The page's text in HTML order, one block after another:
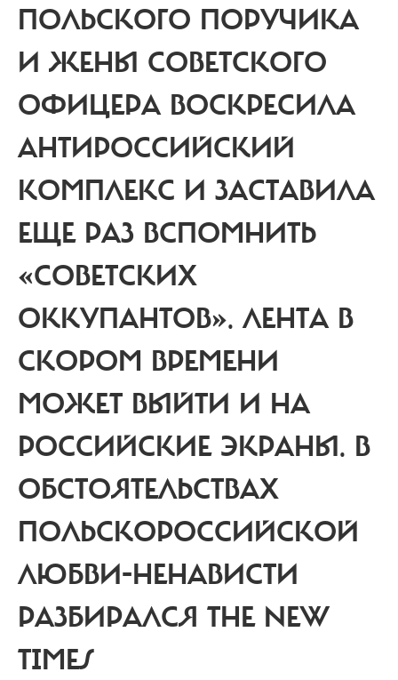
ПОЛЬСКОГО ПОРУЧИКА
И ЖЕНЫ СОВЕТСКОГО
ОФИЦЕРА ВОСКРЕСИЛА
АНТИРОССИЙСКИЙ
КОМПЛЕКС И ЗАСТАВИЛА
ЕЩЕ РАЗ ВСПОМНИТЬ
«СОВЕТСКИХ
ОККУПАНТОВ». ЛЕНТА В
СКОРОМ ВРЕМЕНИ
МОЖЕТ ВЫЙТИ И НА
РОССИЙСКИЕ ЭКРАНЫ. В
ОБСТОЯТЕЛЬСТВАХ
ПОЛЬСКОРОССИЙСКОЙ
ЛЮБВИ-НЕНАВИСТИ
РАЗБИРАЛСЯ THE NEW
TIMES